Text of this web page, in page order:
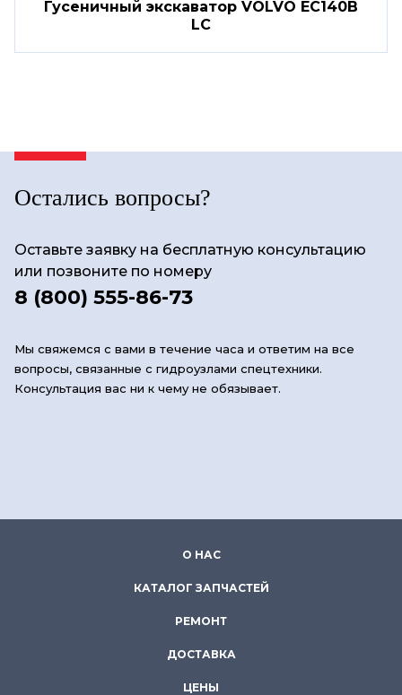
Гусеничный экскаватор VOLVO EC140B
LC
Остались вопросы?
Оставьте заявку на бесплатную консультацию
или позвоните по номеру
8 (800) 555-86-73
Мы свяжемся с вами в течение часа и ответим на все
вопросы, связанные с гидроузлами спецтехники.
Консультация вас ни к чему не обязывает.
О НАС
КАТАЛОГ ЗАПЧАСТЕЙ
РЕМОНТ
ДОСТАВКА
ЦЕНЫ